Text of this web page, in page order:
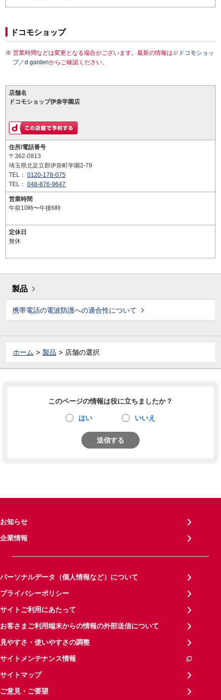
ドコモショップ
営業時間などは変更となる場合がございます。最新の情報は
ドコモショッ
プ／d gardenからご確認ください。
店舗名
ドコモショップ伊奈学園店
住所/電話番号
〒362-0813
埼玉県北足立郡伊奈町学園2-79
TEL： 0120-178-075
TEL： 048-876-9647
営業時間
午前10時〜午後6時
定休日
無休
製品
携帯電話の電波防護への適合性について
ホーム 製品 店舗の選択
このページの情報は役に立ちましたか？
はい いいえ
送信する
お知らせ
企業情報
パーソナルデータ（個人情報など）について
プライバシーポリシー
サイトご利用にあたって
お客さまご利用端末からの情報の外部送信について
見やすさ・使いやすさの調整
サイトメンテナンス情報
サイトマップ
ご意見・ご要望